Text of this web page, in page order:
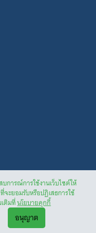
บการณ์การใช้งานเว็บไซต์ให้
ะยอมรับหรือปฏิเสธการใช้
เติมที่นโยบายคุกกี้
อนุญาต